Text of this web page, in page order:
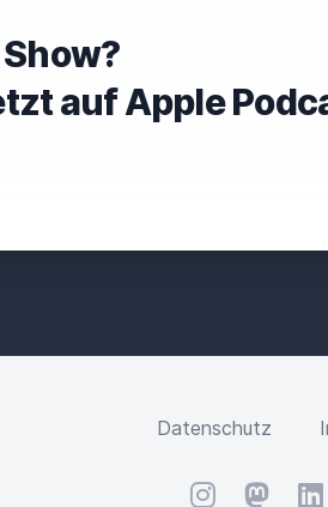
auf Apple
Datenschutz
InstagramMastodon